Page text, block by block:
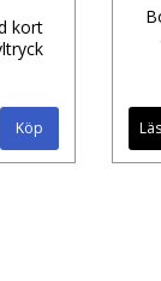
kort
Köp